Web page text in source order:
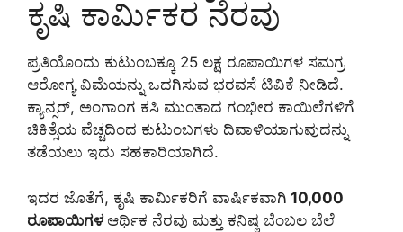
ಕೃಷಿ ಕಾರ್ಮಿಕರ ನೆರವು
ಪ್ರತಿಯೊಂದು ಕುಟುಂಬಕ್ಕೂ 25 ಲಕ್ಷ ರೂಪಾಯಿಗಳ ಸಮಗ್ರ
ಆರೋಗ್ಯ ವಿಮೆಯನ್ನು ಒದಗಿಸುವ ಭರವಸೆ ಟಿವಿಕೆ ನೀಡಿದೆ.
ಕ್ಯಾನ್ಸರ್, ಅಂಗಾಂಗ ಕಸಿ ಮುಂತಾದ ಗಂಭೀರ ಕಾಯಿಲೆಗಳಿಗೆ
ಚಿಕಿತ್ಸೆಯ ವೆಚ್ಚದಿಂದ ಕುಟುಂಬಗಳು ದಿವಾಳಿಯಾಗುವುದನ್ನು
ತಡೆಯಲು ಇದು ಸಹಕಾರಿಯಾಗಿದೆ.
ಇದರ ಜೊತೆಗೆ, ಕೃಷಿ ಕಾರ್ಮಿಕರಿಗೆ ವಾರ್ಷಿಕವಾಗಿ 10,000
ರೂಪಾಯಿಗಳ ಆರ್ಥಿಕ ನೆರವು ಮತ್ತು ಕನಿಷ್ಠ ಬೆಂಬಲ ಬೆಲೆ